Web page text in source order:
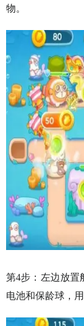
物。
第4步：左边放置
电池和保龄球，